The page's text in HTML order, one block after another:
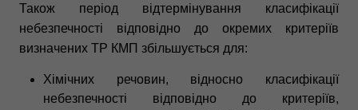
Також період відтермінування класифікації
небезпечності відповідно до окремих критеріїв
визначених ТР КМП збільшується для:
Хімічних речовин, відносно класифікації
небезпечності відповідно до критеріїв,